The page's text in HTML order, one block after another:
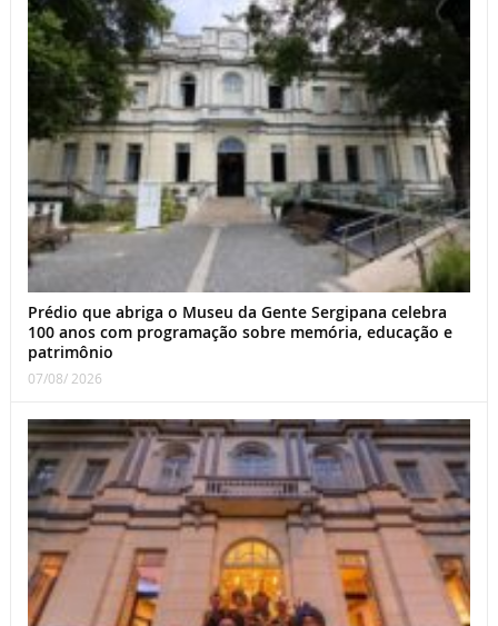
Prédio que abriga o Museu da Gente Sergipana celebra
100 anos com programação sobre memória, educação e
patrimônio
07/08/ 2026